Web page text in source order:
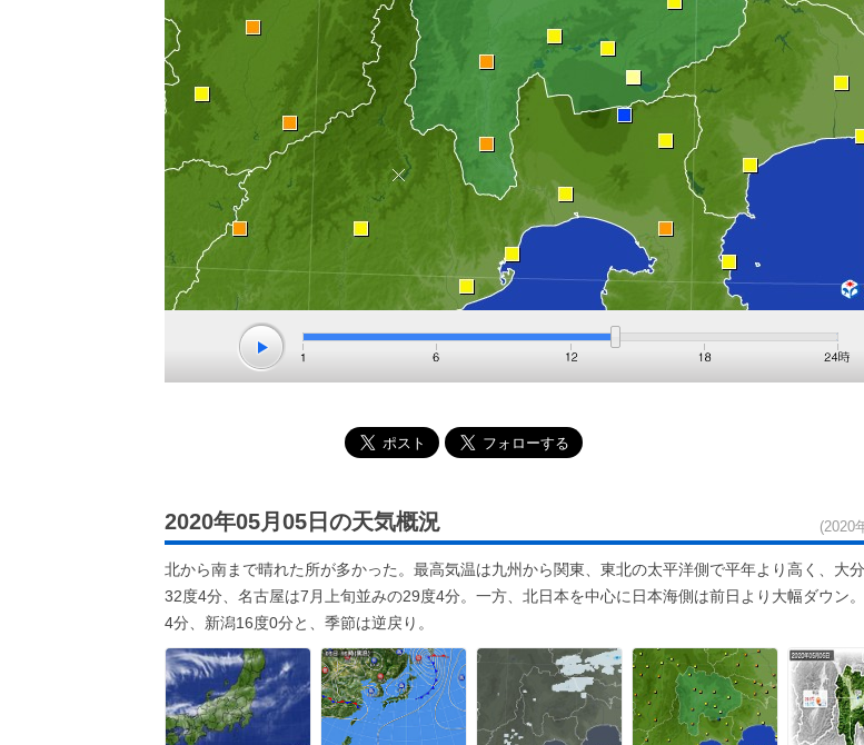
2020年05月05日の天気概況 (2020
北から南まで晴れた所が多かった。最高気温は九州から関東、東北の太平洋側で平年より高く、大
32度4分、名古屋は7月上旬並みの29度4分。一方、北日本を中心に日本海側は前日より大幅ダウン
4分、新潟16度0分と、季節は逆戻り。